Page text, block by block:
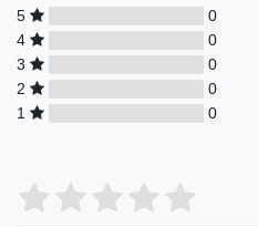
5
0
4
0
3
0
2
0
1
0